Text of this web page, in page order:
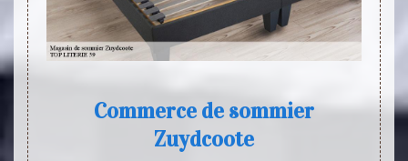
Commerce de sommier
Zuydcoote